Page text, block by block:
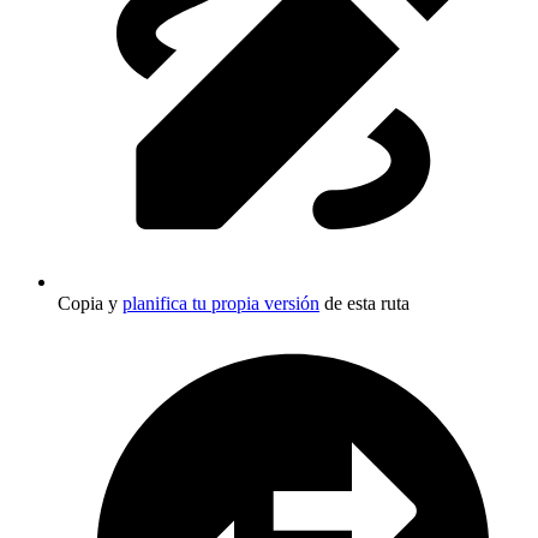
Copia y planifica tu propia versión de esta ruta